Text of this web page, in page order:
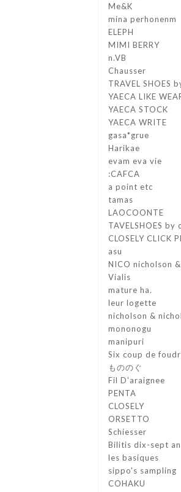
Me&K
mina perhonenm
ELEPH
MIMI BERRY
n.VB
Chausser
TRAVEL SHOES
YAECA LIKE
YAECA STOCK
YAECA WRITE
gasa*grue
Harikae
evam eva vie
:CAFCA
a point etc
tamas
LAOCOONTE
TAVELSHOES by
CLOSELY CLICK
asu
NICO nicholson
Vialis
mature ha.
leur logette
nicholson &
mononogu
manipuri
Six coup de
もののぐ
Fil D'araignee
PENTA
CLOSELY
ORSETTO
Schiesser
Bilitis dix-sept
les basiques
sippo's sampling
COHAKU